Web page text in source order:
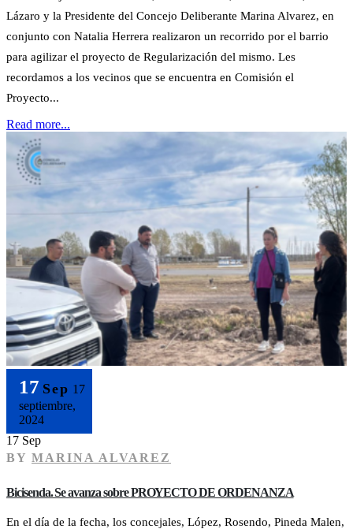
Lázaro y la Presidente del Concejo Deliberante Marina Alvarez, en
conjunto con Natalia Herrera realizaron un recorrido por el barrio
para agilizar el proyecto de Regularización del mismo. Les
recordamos a los vecinos que se encuentra en Comisión el
Proyecto...
Read more...
17 Sep 17
septiembre,
2024
17 Sep
BY MARINA ALVAREZ
Bicisenda. Se avanza sobre PROYECTO DE ORDENANZA
En el día de la fecha, los concejales, López, Rosendo, Pineda Malen,